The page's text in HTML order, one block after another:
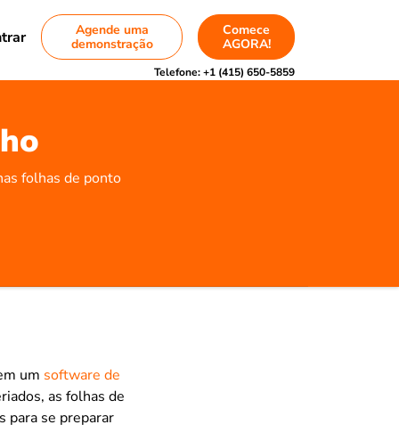
Agende uma
demonstração
Comece
AGORA!
Telefone:+1 (415) 650-5859
folhas de ponto
um software de
as folhas de
para se preparar